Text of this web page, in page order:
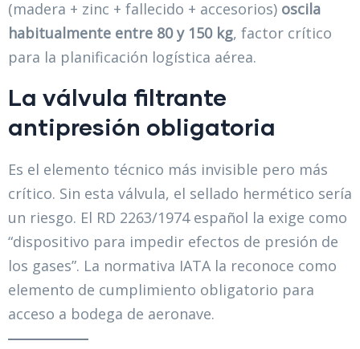
(madera + zinc + fallecido + accesorios) oscila
habitualmente entre 80 y 150 kg, factor crítico
para la planificación logística aérea.
La válvula filtrante
antipresión obligatoria
Es el elemento técnico más invisible pero más
crítico. Sin esta válvula, el sellado hermético sería
un riesgo. El RD 2263/1974 español la exige como
“dispositivo para impedir efectos de presión de
los gases”. La normativa IATA la reconoce como
elemento de cumplimiento obligatorio para
acceso a bodega de aeronave.